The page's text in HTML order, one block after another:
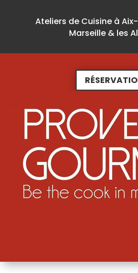
Ateliers de Cuisine à
Marseille & les